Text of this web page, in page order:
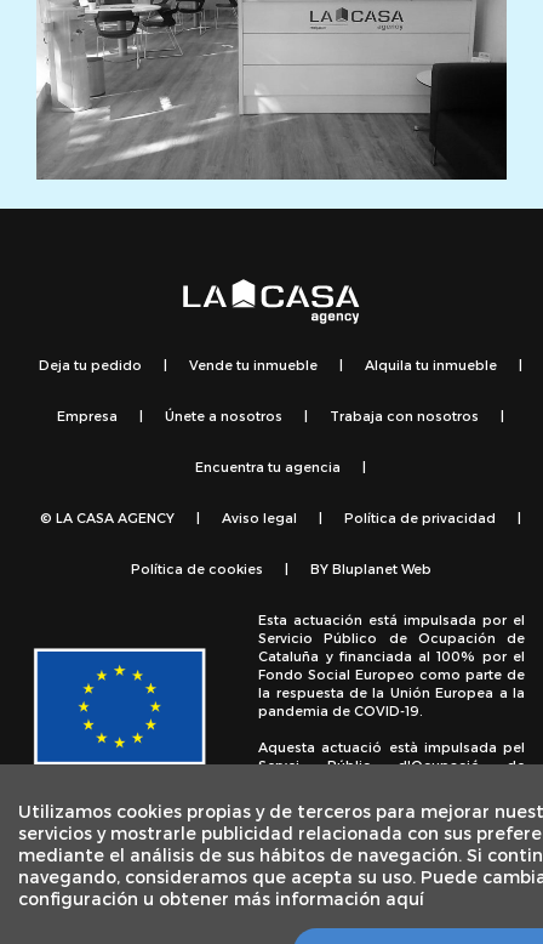
Utilizamos cookies propias y de terceros para mejorar
servicios y mostrarle publicidad relacionada con sus
mediante el análisis de sus hábitos de navegación. Si
navegando, consideramos que acepta su uso. Puede
configuración u obtener más información aquí
Deja tu pedido | Vende tu inmueble | Alquila tu inmueble |
Empresa | Únete a nosotros | Trabaja con nosotros |
Encuentra tu agencia |
© LA CASA AGENCY | Aviso legal | Política de privacidad |
Política de cookies | BY Bluplanet Web
Esta actuación está impulsada por el
Servicio Público de Ocupación de
Cataluña y financiada al 100% por el
Fondo Social Europeo como parte de
la respuesta de la Unión Europea a la
pandemia de COVID-19.
Aquesta actuació està impulsada pel
Servei Públic d'Ocupació de
Fons Social Europeu com a part de la
resposta de la Unió Europea a la
pandèmia de COVID-19.